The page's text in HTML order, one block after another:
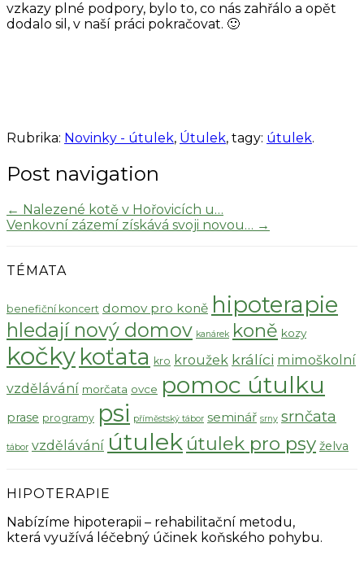
vzkazy plné podpory, bylo to, co nás zahřálo a opět
dodalo sil, v naší práci pokračovat. 🙂
Rubrika: Novinky - útulek, Útulek, tagy: útulek.
Post navigation
← Nalezené kotě v Hořovicích u…
Venkovní zázemí získává svoji novou… →
TÉMATA
benefiční koncert domov pro koně hipoterapie
hledají nový domov kanárek koně kozy
kočky koťata kro kroužek králíci mimoškolní
vzdělávání morčata ovce pomoc útulku
prase programy psi příměstský tábor seminář srny srnčata
tábor vzdělávání útulek útulek pro psy želva
HIPOTERAPIE
Nabízíme hipoterapii – rehabilitační metodu,
která využívá léčebný účinek koňského pohybu.